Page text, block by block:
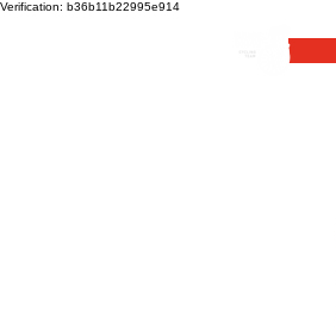
Verification: b36b11b22995e914